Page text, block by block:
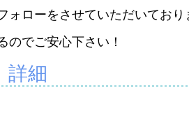
ローをさせていただいており
でご安心下さい！
詳細